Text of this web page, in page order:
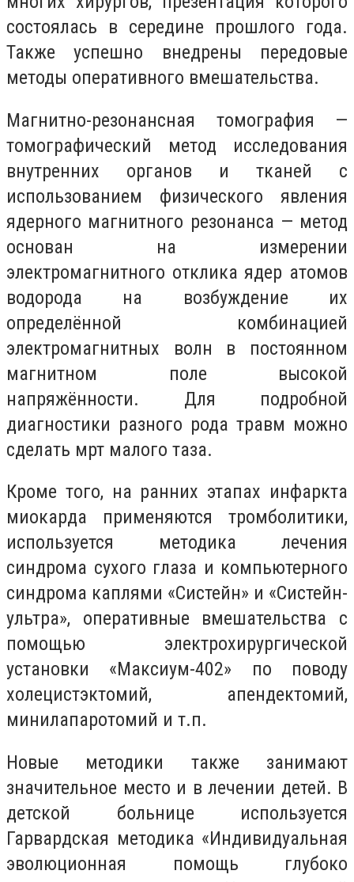
состоялась в середине прошлого года.
Также успешно внедрены передовые
методы оперативного вмешательства.
Магнитно-резонансная томография —
томографический метод исследования
внутренних органов и тканей с
использованием физического явления
ядерного магнитного резонанса — метод
основан на измерении
электромагнитного отклика ядер атомов
водорода на возбуждение их
определённой комбинацией
электромагнитных волн в постоянном
магнитном поле высокой
напряжённости. Для подробной
диагностики разного рода травм можно
сделать мрт малого таза.
Кроме того, на ранних этапах инфаркта
миокарда применяются тромболитики,
используется методика лечения
синдрома сухого глаза и компьютерного
синдрома каплями «Систейн» и «Систейн-
ультра», оперативные вмешательства с
помощью электрохирургической
установки «Максиум-402» по поводу
холецистэктомий, апендектомий,
минилапаротомий и т.п.
Новые методики также занимают
значительное место и в лечении детей. В
детской больнице используется
Гарвардская методика «Индивидуальная
эволюционная помощь глубоко